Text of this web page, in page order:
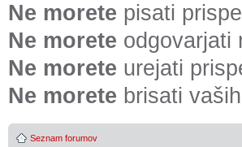
Ne morete pisati
Ne morete odgovarjati
Ne morete urejati
Ne morete brisati
Seznam forumov